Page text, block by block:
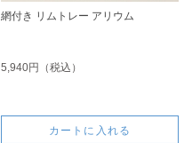
網付き リムトレー アリウム
5,940円（税込）
カートに入れる